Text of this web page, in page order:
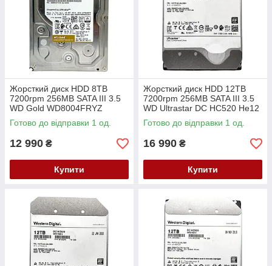
Жорсткий диск HDD 8TB
7200rpm 256MB SATA III 3.5
WD Gold WD8004FRYZ
корпоративний клас
Готово до відправки 1 од.
12 990 ₴
Купити
Жорсткий диск HDD 12TB
7200rpm 256MB SATA III 3.5
WD Ultrastar DC HC520 He12
HUH721212ALE604 0F30146
Y7S0E
Готово до відправки 1 од.
16 990 ₴
Купити